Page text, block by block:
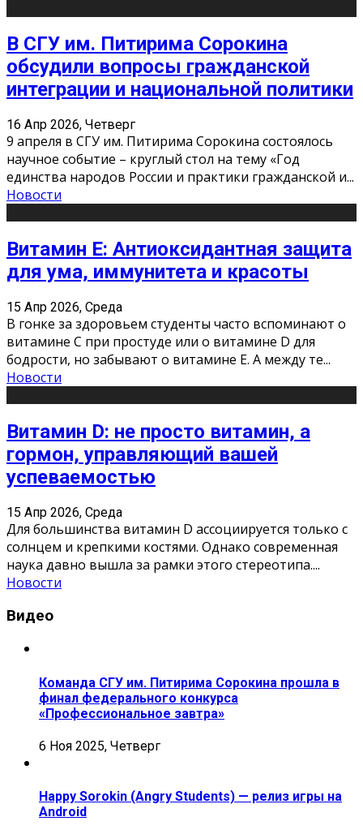
В СГУ им. Питирима Сорокина
обсудили вопросы гражданской
интеграции и национальной политики
16 Апр 2026, Четверг
9 апреля в СГУ им. Питирима Сорокина состоялось
научное событие – круглый стол на тему «Год
единства народов России и практики гражданской и...
Новости
Витамин Е: Антиоксидантная защита
для ума, иммунитета и красоты
15 Апр 2026, Среда
В гонке за здоровьем студенты часто вспоминают о
витамине С при простуде или о витамине D для
бодрости, но забывают о витамине Е. А между те...
Новости
Витамин D: не просто витамин, а
гормон, управляющий вашей
успеваемостью
15 Апр 2026, Среда
Для большинства витамин D ассоциируется только с
солнцем и крепкими костями. Однако современная
наука давно вышла за рамки этого стереотипа....
Новости
Видео
Команда СГУ им. Питирима Сорокина прошла в
финал федерального конкурса
«Профессиональное завтра»
6 Ноя 2025, Четверг
Happy Sorokin (Angry Students) — релиз игры на
Android